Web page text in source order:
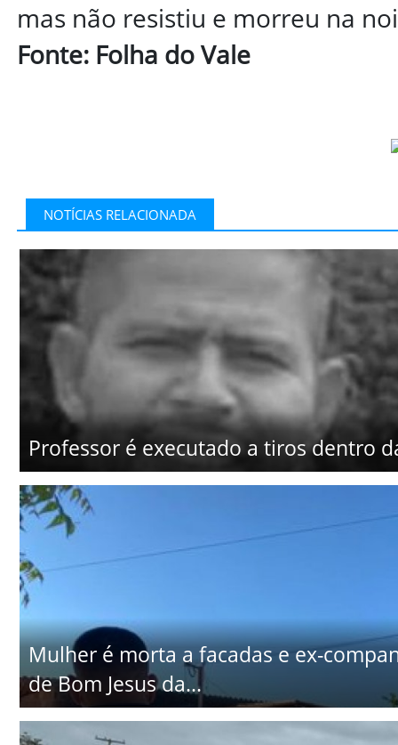
mas não resistiu e morreu na
Fonte: Folha do Vale
NOTÍCIAS RELACIONADA
Professor é executado a tiros dentro
Mulher é morta a facadas e ex-
de Bom Jesus da...